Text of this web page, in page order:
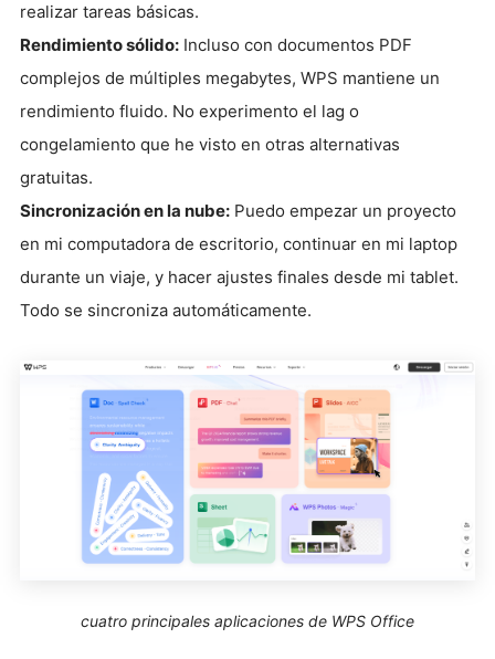
realizar tareas básicas.
Rendimiento sólido: Incluso con documentos PDF
complejos de múltiples megabytes, WPS mantiene un
rendimiento fluido. No experimento el lag o
congelamiento que he visto en otras alternativas
gratuitas.
Sincronización en la nube: Puedo empezar un proyecto
en mi computadora de escritorio, continuar en mi laptop
durante un viaje, y hacer ajustes finales desde mi tablet.
Todo se sincroniza automáticamente.
cuatro principales aplicaciones de WPS Office